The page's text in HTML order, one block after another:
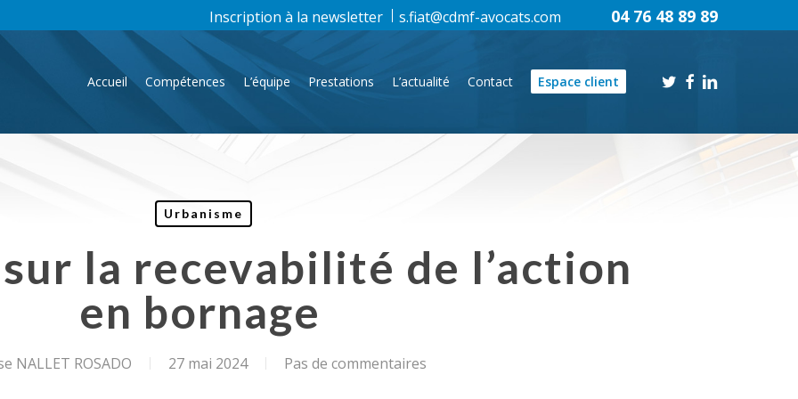
Accueil Compétences L’équipe Prestations L’actualité Contact Espace client twitterfacebook
linkedin
Inscription à la newsletter s.fiat@cdmf-avocats.com 04 76 48 89 89
Urbanisme
la recevabilité de l’action
en bornage
NALLET ROSADO 27 mai 2024 Pas de commentaires